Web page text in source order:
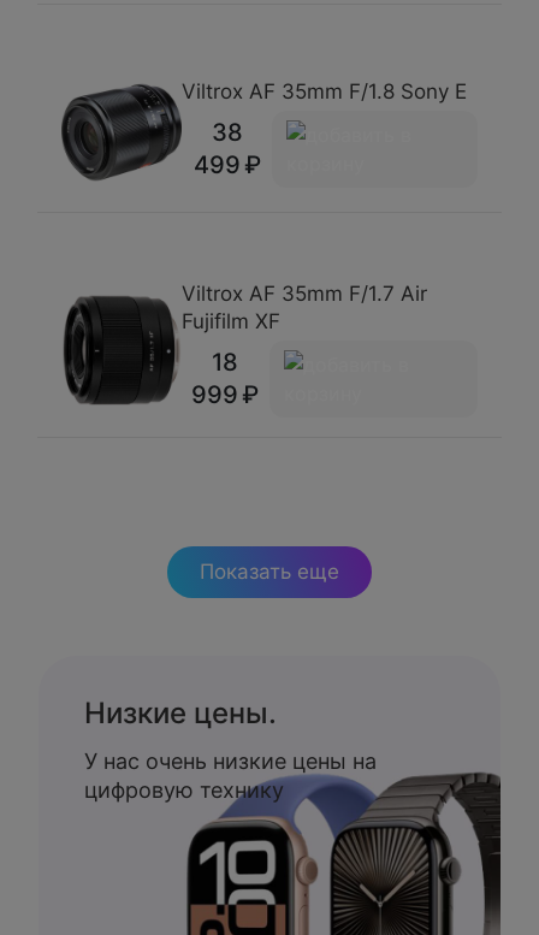
Viltrox AF 35mm F/1.8 Sony E
38
499
Viltrox AF 35mm F/1.7 Air
Fujifilm XF
18
999
Показать еще
Низкие цены.
У нас очень низкие цены на
цифровую технику